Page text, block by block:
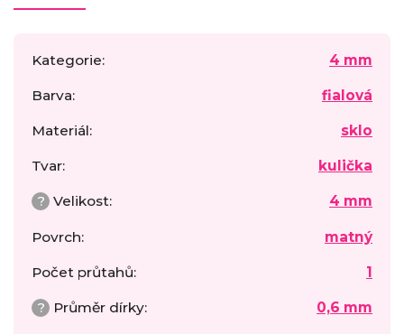
Kategorie: 4 mm
Barva: fialová
Materiál: sklo
Tvar: kulička
? Velikost: 4 mm
Povrch: matný
Počet průtahů: 1
? Průměr dírky: 0,6 mm